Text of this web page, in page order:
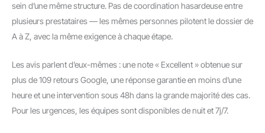
sein d’une même structure. Pas de coordination hasardeuse entre
plusieurs prestataires — les mêmes personnes pilotent le dossier de
A à Z, avec la même exigence à chaque étape.
Les avis parlent d’eux-mêmes : une note « Excellent » obtenue sur
plus de 109 retours Google, une réponse garantie en moins d’une
heure et une intervention sous 48h dans la grande majorité des cas.
Pour les urgences, les équipes sont disponibles de nuit et 7j/7.